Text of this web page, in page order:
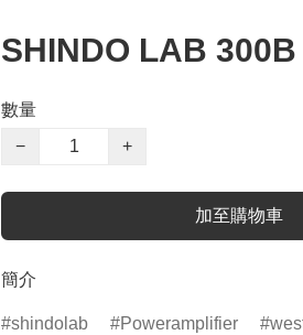
SHINDO LAB 300B
數量
−
+
加至購物車
簡介
shindolab Poweramplifier